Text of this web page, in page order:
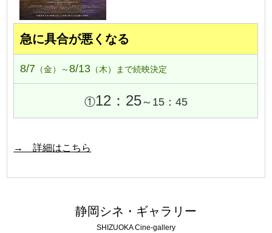
急に具合が悪くなる
8/7 （金）～8/13 （木）まで続映決定
①12：25～15：45
→ 詳細はこちら
静岡シネ・ギャラリー
SHIZUOKA Cine-gallery